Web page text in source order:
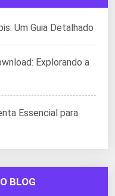
Um Guia Detalhado
Explorando a
Essencial para
BLOG